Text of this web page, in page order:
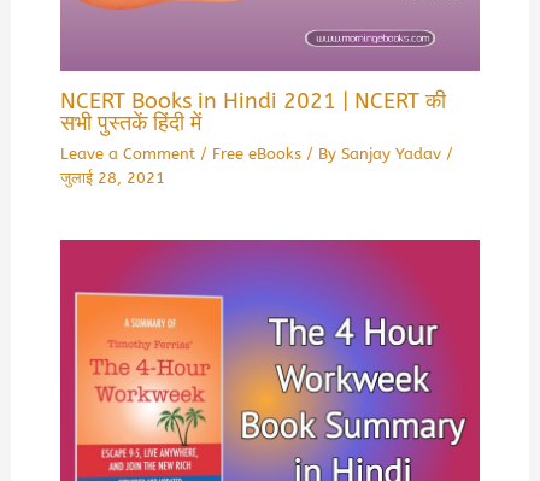
NCERT Books in Hindi 2021 | NCERT की
सभी पुस्तकें हिंदी में
Leave a Comment / Free eBooks/ By Sanjay Yadav /
जुलाई 28, 2021